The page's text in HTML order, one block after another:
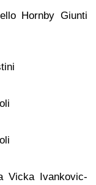
Hornby Giunti
Ivankovic-